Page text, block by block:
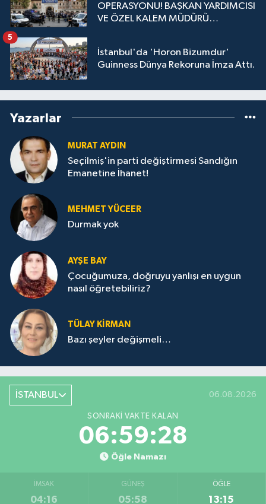
OPERASYONU! BAŞKAN YARDIMCISI
VE ÖZEL KALEM MÜDÜRÜ
İstanbul'da 'Horon Bizumdur'
Guinness Dünya Rekoruna İmza Attı.
5
Yazarlar
MURAT AYDIN
Seçilmiş'in parti değiştirmesi Sandığın
Emanetine İhanet!
MEHMET YÜCEER
Durmak yok
AYŞE BAY
Çocuğumuza, doğruyu yanlışı en uygun
nasıl öğretebiliriz?
TÜLAY KİRMAN
Bazı şeyler değişmeli…
İSTANBUL 06.08.2026
SONRAKI VAKTE KALAN
06:59:28
Öğle Namazı
İMSAK
04:16
GÜNEŞ
05:58
ÖĞLE
13:15